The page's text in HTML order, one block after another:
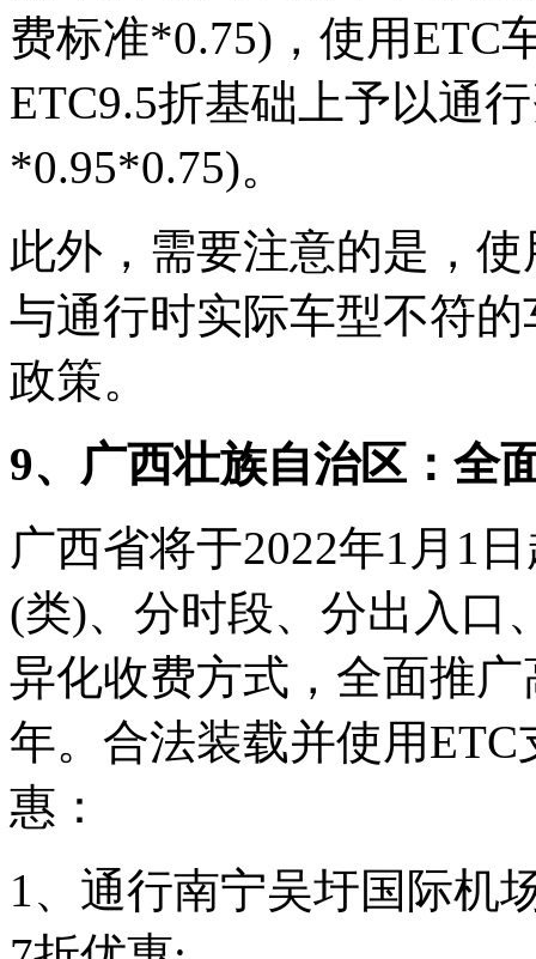
费标准*0.75)，使用ETC
ETC9.5折基础上予以通
*0.95*0.75)。
此外，需要注意的是，
与通行时实际车型不符
政策。
9、广西壮族自治区：全
广西省将于2022年1月1
(类)、分时段、分出入口
异化收费方式，全面推
年。合法装载并使用
惠：
1、通行南宁吴圩国际机